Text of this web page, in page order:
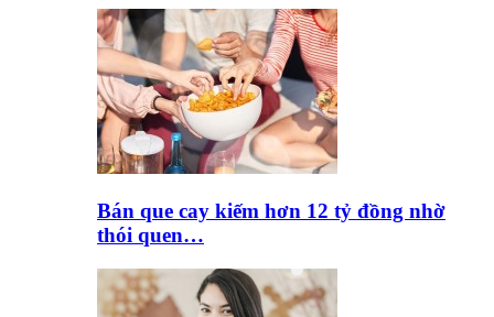
Bán que cay kiếm hơn 12 tỷ đồng nhờ
thói quen…